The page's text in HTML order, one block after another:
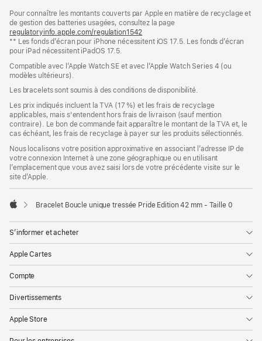
une
nouvelle
fenêtre)
Pour connaître les montants couverts par Apple en matière de recyclage et
de gestion des batteries usagées, consultez la page
regulatoryinfo.apple.com/regulation1542
dans
fenêtre)
** Les fonds d’écran pour iPhone nécessitent iOS 17.5. Les fonds d’écran
pour iPad nécessitent iPadOS 17.5.
Compatible avec l’Apple Watch SE et avec l’Apple Watch Series 4 (ou
modèles ultérieurs).
Les bracelets sont soumis à des conditions de disponibilité.
Les prix indiqués incluent la TVA (17 %) et les frais de recyclage
applicables, mais s'entendent hors frais de livraison (sauf mention
contraire). Le bon de commande fait apparaître le montant de la TVA et, le
cas échéant, les frais de recyclage à payer sur les produits sélectionnés.
Nous localisons votre position approximative en associant l’adresse IP de
votre connexion Internet à une zone géographique ou en utilisant
l’emplacement que vous avez saisi lors de votre précédente visite sur le
site d’Apple.
Bracelet Boucle unique tressée Pride Edition 42 mm - Taille 0
S’informer et acheter
Apple Cartes
Compte
Divertissements
Apple Store